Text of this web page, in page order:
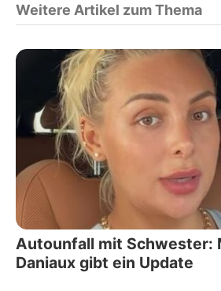
Weitere Artikel zum Thema
Autounfall mit Schwester:
Daniaux gibt ein Update